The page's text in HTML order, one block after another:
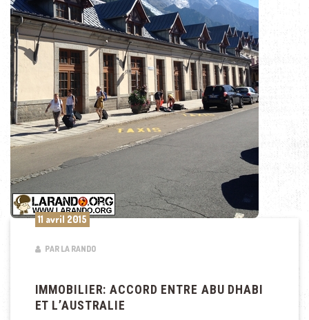
11 avril 2015
PAR LA RANDO
IMMOBILIER: ACCORD ENTRE ABU DHABI
ET L’AUSTRALIE